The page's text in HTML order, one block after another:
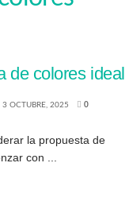
de colores ideal
OCTUBRE, 2025 0
la propuesta de
con ...